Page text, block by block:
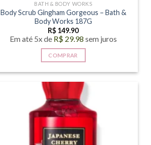
BATH & BODY WORKS
Body Scrub Gingham Gorgeous – Bath &
Body Works 187G
R$ 149.90
Em até 5x de R$29.98 sem juros
COMPRAR